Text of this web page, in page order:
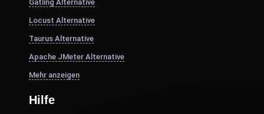
Gatling Alternative
Locust Alternative
Taurus Alternative
Apache JMeter Alternative
Mehr anzeigen
Hilfe